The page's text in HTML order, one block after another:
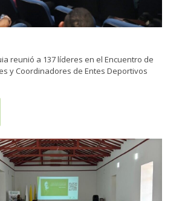
reunió a 137 líderes en el Encuentro de
y Coordinadores de Entes Deportivos